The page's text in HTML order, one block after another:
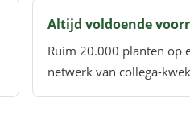
Altijd voldoende
Ruim 20.000 planten op
netwerk van collega-